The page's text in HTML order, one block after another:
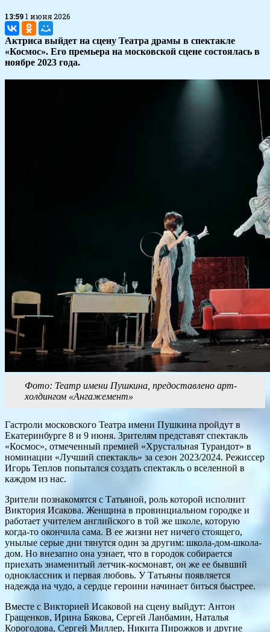
13:591 июня 2026
Актриса выйдет на сцену Театра драмы в спектакле
«Космос». Его премьера на московской сцене состоялась в
ноябре 2023 года.
Фото: Театр имени Пушкина, предоставлено арт-
холдингом «Ангажемент»
Гастроли московского Театра имени Пушкина пройдут в
Екатеринбурге 8 и 9 июня. Зрителям представят спектакль
«Космос», отмеченный премией «Хрустальная Турандот» в
номинации «Лучший спектакль» за сезон 2023/2024. Режиссер
Игорь Теплов попытался создать спектакль о вселенной в
каждом из нас.
Зрители познакомятся с Татьяной, роль которой исполнит
Виктория Исакова. Женщина в провинциальном городке и
работает учителем английского в той же школе, которую
когда-то окончила сама. В ее жизни нет ничего стоящего,
унылые серые дни тянутся один за другим: школа-дом-школа-
дом. Но внезапно она узнает, что в городок собирается
приехать знаменитый летчик-космонавт, он же ее бывший
одноклассник и первая любовь. У Татьяны появляется
надежда на чудо, а сердце героини начинает биться быстрее.
Вместе с Викторией Исаковой на сцену выйдут: Антон
Гращенков, Ирина Бякова, Сергей Ланбамин, Наталья
Корогодова, Сергей Миллер, Никита Пирожков и другие